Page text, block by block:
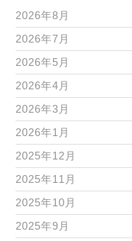
2026年8月
2026年7月
2026年5月
2026年4月
2026年3月
2026年1月
2025年12月
2025年11月
2025年10月
2025年9月